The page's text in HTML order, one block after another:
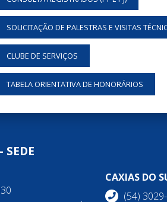
SOLICITAÇÃO DE PALESTRAS E VISITAS
CLUBE DE SERVIÇOS
TABELA ORIENTATIVA DE HONORÁRIOS
SEDE
CAXIAS DO
(54)